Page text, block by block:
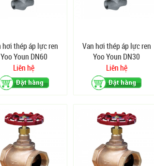
hơi thép áp lực ren
Yoo Youn DN60
Liên hệ
Van hơi thép áp lực ren
Yoo Youn DN30
Liên hệ